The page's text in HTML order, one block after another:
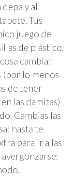
y al
Tus
juego de
de plástico.
cambia:
(por lo menos
de tener
las damitas)
Cambias las
hasta te
para ir a las